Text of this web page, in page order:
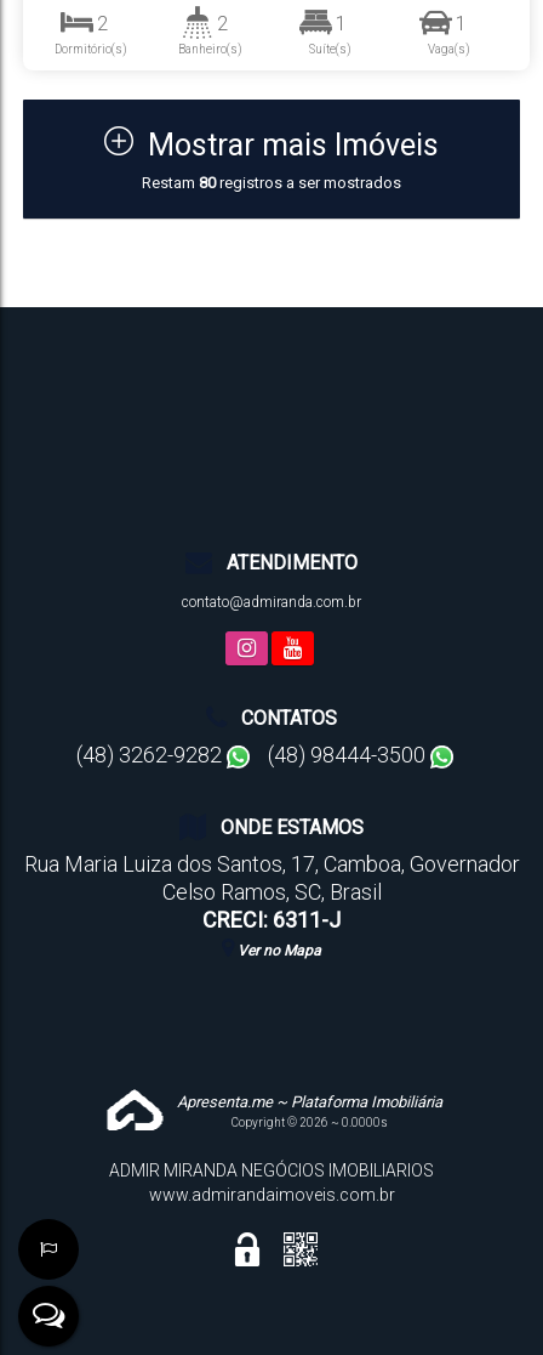
Santa Catarina
2
Dormitório(s)
2
Banheiro(s)
1
Suíte(s)
1
Vaga(s)
Útil:
Mostrar mais Imóveis
Restam 80registros a ser mostrados
ATENDIMENTO
contato@admiranda.com.br
CONTATOS
(48) 3262-9282 (48) 98444-3500
ONDE ESTAMOS
Rua Maria Luiza dos Santos, 17, Camboa, Governador
Celso Ramos, SC, Brasil
CRECI: 6311-J
Ver no Mapa
Apresenta.me ~ Plataforma Imobiliária
Copyright © 2026 ~ 0.0000s
ADMIR MIRANDA NEGÓCIOS IMOBILIARIOS
www.admirandaimoveis.com.br